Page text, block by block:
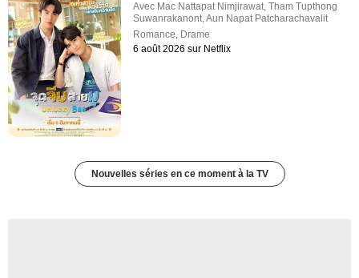
Avec Mac Nattapat Nimjirawat,Tham Tupthong
Suwanrakanont,Aun Napat Patcharachavalit
Romance, Drame
6 août 2026 sur Netflix
Nouvelles séries en ce moment à la TV